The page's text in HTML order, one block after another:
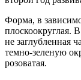
Форма, в
плоскоокруглая.
не заглубленная
темно-зеленую
розоватая.